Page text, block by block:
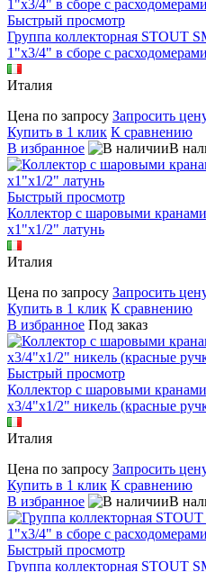
Быстрый просмотр
Группа коллекторная STOUT
1"х3/4" в сборе с
Италия
Цена по запросу Запросить
Купить в 1 клик К сравнению
В избранное
В
Быстрый просмотр
Коллектор с шаровыми
х1"х1/2" латунь
Италия
Цена по запросу Запросить
Купить в 1 клик К сравнению
В избранное Под заказ
Быстрый просмотр
Коллектор с шаровыми
х3/4"х1/2" никель (красные
Италия
Цена по запросу Запросить
Купить в 1 клик К сравнению
В избранное
В
Быстрый просмотр
Группа коллекторная STOUT